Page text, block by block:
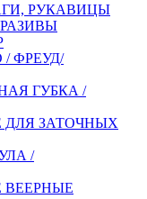
РУКАВИЦЫ
/ ФРЕУД/
ГУБКА /
ЗАТОЧНЫХ
/